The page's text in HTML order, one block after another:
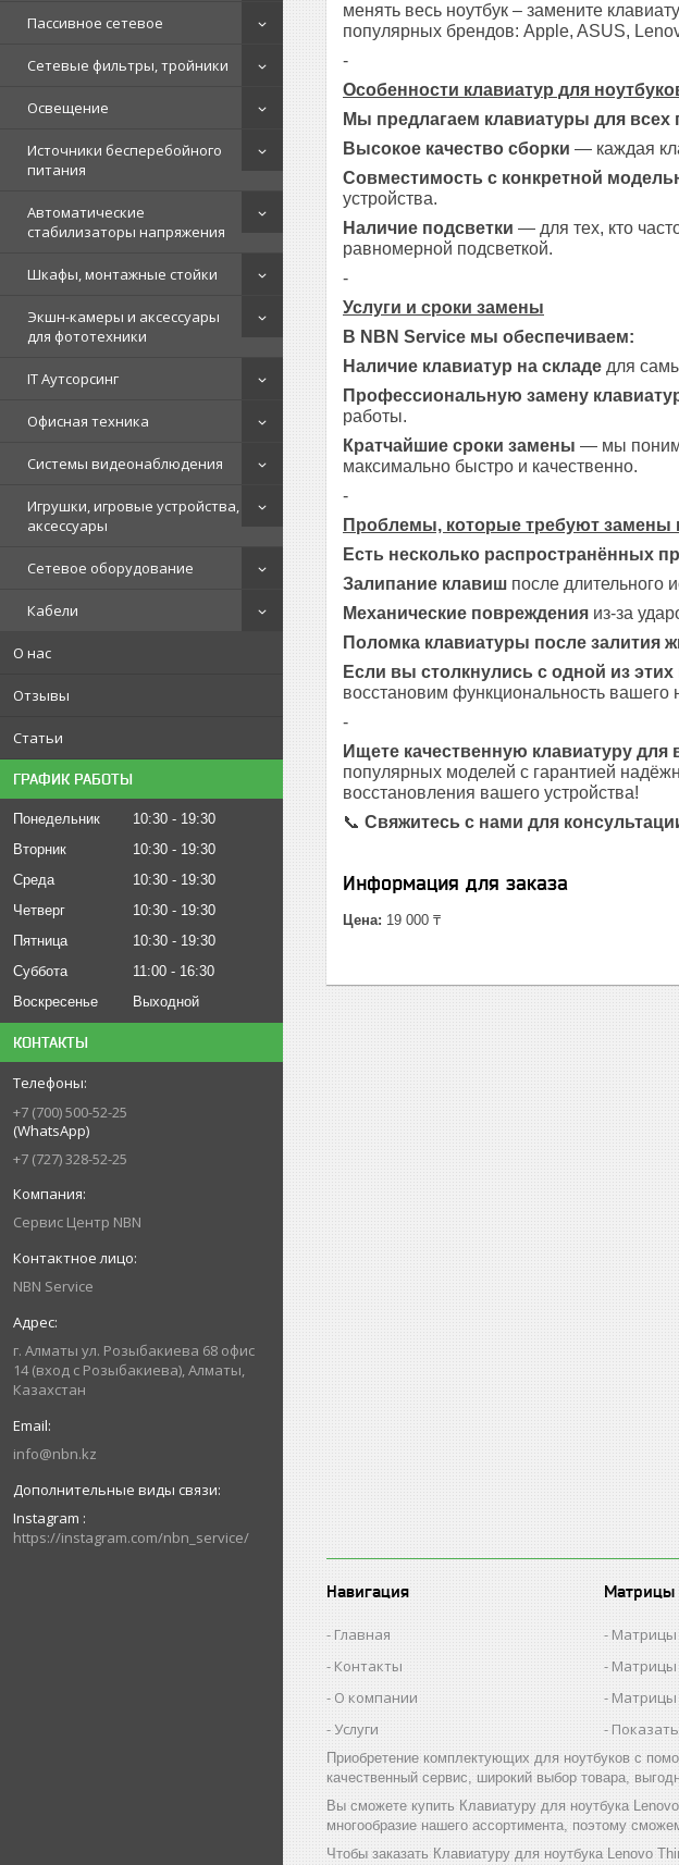
Пассивное сетевое
Сетевые фильтры, тройники
Освещение
Источники бесперебойного
питания
Автоматические
стабилизаторы напряжения
Шкафы, монтажные стойки
Экшн-камеры и аксессуары
для фототехники
IT Аутсорсинг
Офисная техника
Системы видеонаблюдения
Игрушки, игровые устройства,
аксессуары
Сетевое оборудование
Кабели
О нас
Отзывы
Статьи
ГРАФИК РАБОТЫ
Понедельник 10:30
19:30
Вторник
10:30
19:30
Среда
10:30
19:30
Четверг
10:30
19:30
Пятница
10:30
19:30
Суббота
11:00
16:30
Воскресенье
Выходной
КОНТАКТЫ
+7 (700) 500-52-25
(WhatsApp)
+7 (727) 328-52-25
Сервис Центр NBN
NBN Service
г. Алматы ул. Розыбакиева 68 офис
14 (вход с Розыбакиева), Алматы,
Казахстан
info@nbn.kz
Instagram
https://instagram.com/nbn_service/
менять весь ноутбук – замените
популярных брендов: Apple, ASUS,
-
Особенности клавиатур для
Мы предлагаем клавиатуры для
Высокое качество сборки — каждая
Совместимость с конкретной
устройства.
Наличие подсветки — для тех, кто
равномерной подсветкой.
-
Услуги и сроки замены
В NBN Service мы обеспечиваем:
Наличие клавиатур на складе для
Профессиональную замену
работы.
Кратчайшие сроки замены — мы
максимально быстро и качественно.
-
Проблемы, которые требуют замены
Есть несколько распространённых
Залипание клавиш после длительного
Механические повреждения из-за
Поломка клавиатуры после залития
Если вы столкнулись с одной из
восстановим функциональность вашего
-
Ищете качественную клавиатуру для
популярных моделей с гарантией
восстановления вашего устройства!
📞 Свяжитесь с нами для
Информация для заказа
Цена: 19 000 ₸
Навигация
Главная
Контакты
О компании
Услуги
Матрицы
Матрицы
Матрицы
Матрицы
Приобретение комплектующих для ноутбуков с
качественный сервис, широкий выбор товара,
Вы сможете купить Клавиатуру для ноутбука
многообразие нашего ассортимента, поэтому
Чтобы заказать Клавиатуру для ноутбука Lenovo